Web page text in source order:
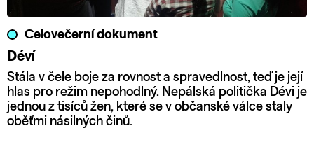
Celovečerní dokument
Déví
Stála v čele boje za rovnost a spravedlnost, teď je její
hlas pro režim nepohodlný. Nepálská politička Dévi je
jednou z tisíců žen, které se v občanské válce staly
oběťmi násilných činů.